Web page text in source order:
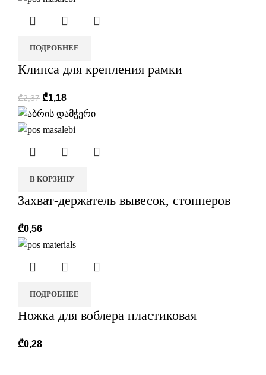
ПОДРОБНЕЕ
Клипса для крепления рамки
₾2,37 ₾1,18
В КОРЗИНУ
Захват-держатель вывесок, стопперов
₾0,56
ПОДРОБНЕЕ
Ножка для воблера пластиковая
₾0,28